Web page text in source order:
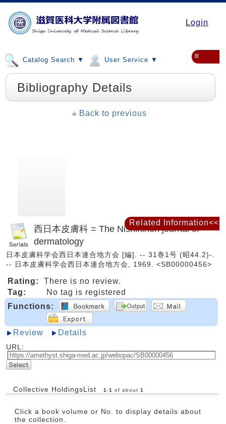
Login
Catalog Search ▼ User Service ▼ ≡
Bibliography Details
Back to previous
西日本皮膚科 = The Nishinihon journal of
dermatology
日本皮膚科学会西日本連合地方会 [編]. -- 31巻1号 (昭44.2)-.
-- 日本皮膚科学会西日本連合地方会, 1969. <SB00000456>
Rating:
There is no review.
Tag:
No tag is registered
Functions:
Review Details
URL:
Collective HoldingsList 1 -1 of about 1
Click a book volume or No. to display details about
the collection.
Related Information<<